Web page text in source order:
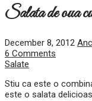
Salata de oua
December 8, 2012
6 Comments
Salate
Stiu ca este o
este o salata